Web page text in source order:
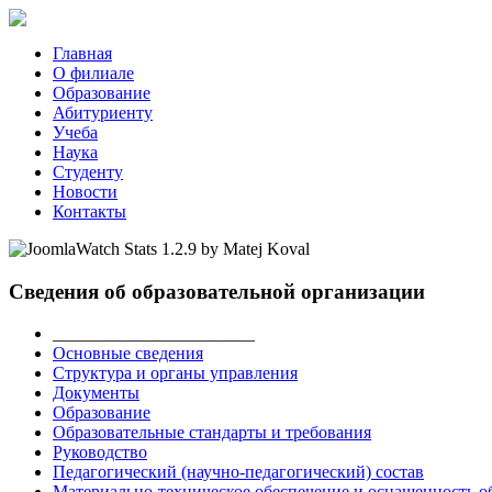
Главная
О филиале
Образование
Абитуриенту
Учеба
Наука
Студенту
Новости
Контакты
Сведения об образовательной организации
Основные сведения
Структура и органы управления
Документы
Образование
Образовательные стандарты и требования
Руководство
Педагогический (научно-педагогический) состав